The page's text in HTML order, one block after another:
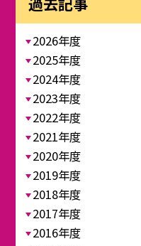
2026年度
2025年度
2024年度
2023年度
2022年度
2021年度
2020年度
2019年度
2018年度
2017年度
2016年度